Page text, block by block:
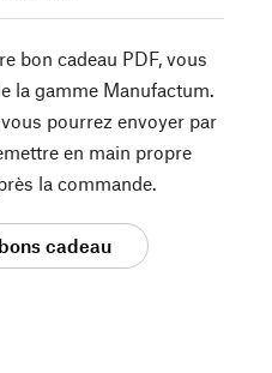
bon cadeau PDF, vous
la gamme Manufactum.
pourrez envoyer par
en main propre
la commande.
cadeau